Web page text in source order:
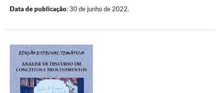
Data de publicação: 30 de junho de 2022.